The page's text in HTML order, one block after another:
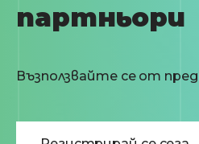
партньори
Възползвайте се от